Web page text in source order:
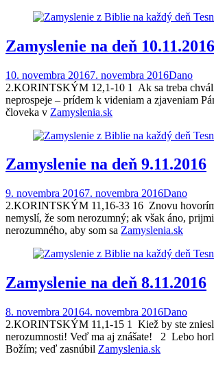
Zamyslenie na deň 10.11.2016
10. novembra 20167. novembra 2016Dano
2.KORINTSKÝM 12,1-10 1 Ak sa treba
neprospeje – prídem k videniam a zjaveniam
človeka v Zamyslenia.sk
Zamyslenie na deň 9.11.2016
9. novembra 20167. novembra 2016Dano
2.KORINTSKÝM 11,16-33 16 Znovu
nemyslí, že som nerozumný; ak však áno,
nerozumného, aby som sa Zamyslenia.sk
Zamyslenie na deň 8.11.2016
8. novembra 20164. novembra 2016Dano
2.KORINTSKÝM 11,1-15 1 Kiež by ste
nerozumnosti! Veď ma aj znášate! 2 Lebo
Božím; veď zasnúbil Zamyslenia.sk